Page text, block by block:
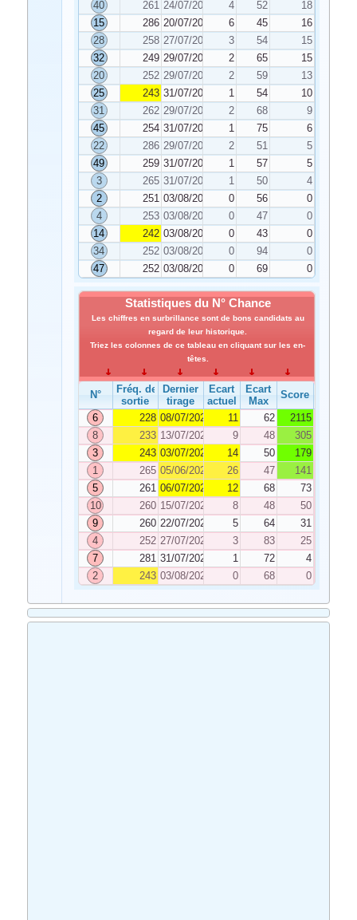
40
261 24/07/2024 4 52
18
15
286 20/07/2024 6 45
16
28
258 27/07/2024 3 54
15
32
249 29/07/2024 2 65
15
20
252 29/07/2024 2 59
13
25
243 31/07/2024 1 54
10
31
262 29/07/2024 2 68
9
45
254 31/07/2024 1 75
6
22
286 29/07/2024 2 51
5
49
259 31/07/2024 1 57
5
3
265 31/07/2024 1 50
4
2
251 03/08/2024 0 56
0
4
253 03/08/2024 0 47
0
14
242 03/08/2024 0 43
0
34
252 03/08/2024 0 94
0
47
252 03/08/2024 0 69 0
Statistiques du N° Chance
Les chiffres en surbrillance sont de bons candidats au
regard de leur historique.
Triez les colonnes de ce tableau en cliquant sur les en-
têtes.
N°
Fréq. de
sortie
Dernier
tirage
Ecart
actuel
Ecart
Max
Score
6
228 08/07/2024 11 62
2115
8
233 13/07/2024 9 48
305
3
243 03/07/2024 14 50
179
1
265 05/06/2024 26 47
141
5
261 06/07/2024 12 68
73
10
260 15/07/2024 8 48
50
9
260 22/07/2024 5 64
31
4
252 27/07/2024 3 83
25
7
281 31/07/2024 1 72
4
2
243 03/08/2024 0 68 0